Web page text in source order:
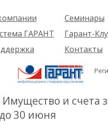
ГАРАНТ
Семинары
Об услуге
семинары
Гарант-
Контакты
Имущество и счета
30 июня